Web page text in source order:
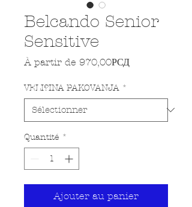
Belcando Senior
Sensitive
À partir de 970,00РСДPrix
VELI?INA PAKOVANJA *
Quantité *
Ajouter au panier